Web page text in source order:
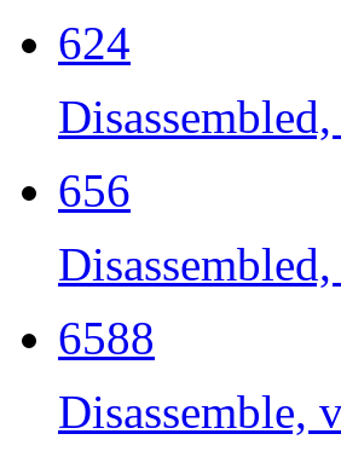
624
656
6588
Disassemble,